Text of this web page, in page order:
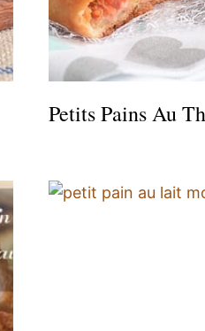
Petits Pains Au